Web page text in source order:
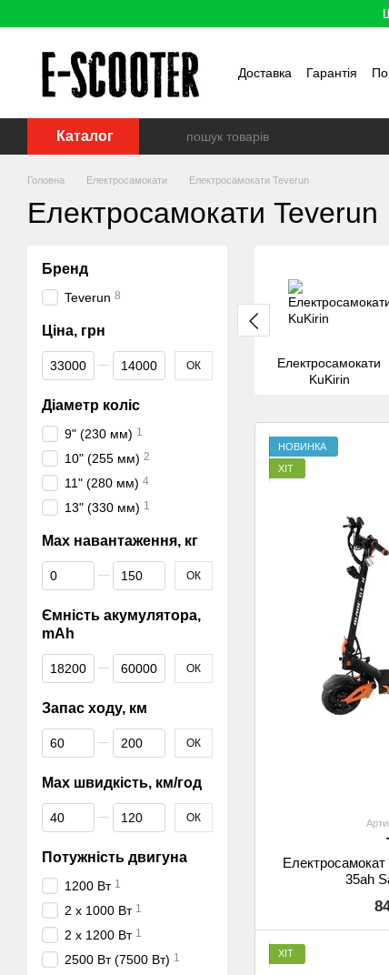
Доставка Гарантія
Каталог
Головна Електросамокати Електросамокати Teverun
Електросамокати Teverun
Електросамокати
KuKirin
НОВИНКА
ХІТ
35ah
ХІТ
Бренд
Teverun 8
Ціна, грн
Від Ціна, грн
До Ціна, грн ОК
Діаметр коліс
9" (230 мм) 1
10" (255 мм) 2
11" (280 мм) 4
13" (330 мм) 1
Mаx навантаження, кг
Від Mаx навантаження, кг
До Mаx навантаження, кгОК
Ємність акумулятора,
mAh
Від Ємність акумулятора, mAh
До Ємність акумулятора, mAh
ОК
Запас ходу, км
Від Запас ходу, км
До Запас ходу, км ОК
Маx швидкість, км/год
Від Маx швидкість, км/год
До Маx швидкість, км/годОК
Потужність двигуна
1200 Вт 1
2 х 1000 Вт 1
2 х 1200 Вт 1
2500 Вт (7500 Вт) 1